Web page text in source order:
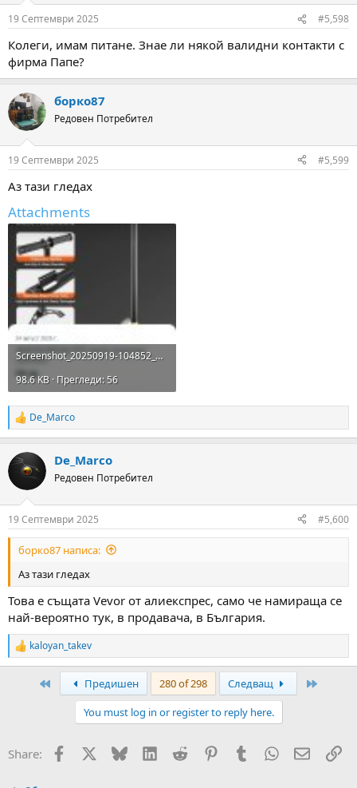
s
19 Септември 2025 #5,598
Колеги, имам питане. Знае ли някой валидни контакти с
фирма Папе?
борко87
Редовен Потребител
19 Септември 2025 #5,599
Аз тази гледах
Attachments
Screenshot_20250919-104852_Messenger.jpg
98.6 KB · Прегледи: 56
R
e
c
i
s
:
De_Marco
De_Marco
Редовен Потребител
19 Септември 2025 #5,600
борко87 написа:
Аз тази гледах
Това е същата Vevor от алиекспрес, само че намираща се
най-вероятно тук, в продавача, в България.
R
e
s
kaloyan_takev
Предишен 280 of 298 Следващ
You must log in or register to reply here.
Share: Facebook Bluesky LinkedInReddit PinterestTumblrWhatsApp
Email